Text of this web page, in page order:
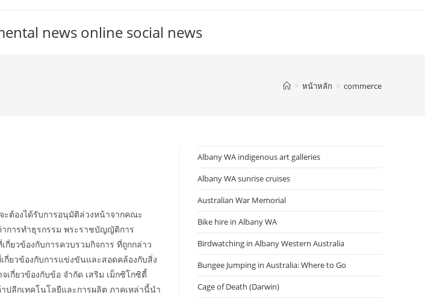
news online social news
> หน้าหลัก > commerce
ต้องได้รับการอนุมัติล่วงหน้าจากคณะ
การทำธุรกรรม พระราชบัญญัติการ
ยวข้องกับการควบรวมกิจการ ที่ถูกกล่าว
กี่ยวข้องกับการแข่งขันและสอดคล้องกับสิ่ง
เกี่ยวข้องกับข้อ จำกัด เสริม เม็กซิโกซิตี้
ปลีกเทคโนโลยีและการผลิต ภาคเหล่านี้นำ
Albany WA indigenous art galleries
Albany WA sunrise cruises
Australian War Memorial
Bike hire in Albany WA
Birdwatching in Albany Western Australia
Bungee Jumping in Australia: Where to Go
Cage of Death (Darwin)